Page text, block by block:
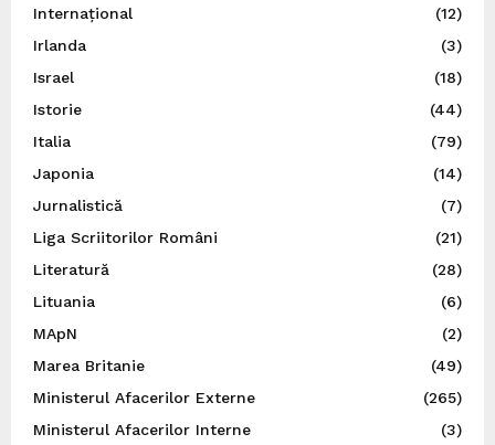
Internațional
(12)
Irlanda
(3)
Israel
(18)
Istorie
(44)
Italia
(79)
Japonia
(14)
Jurnalistică
(7)
Liga Scriitorilor Români
(21)
Literatură
(28)
Lituania
(6)
MApN
(2)
Marea Britanie
(49)
Ministerul Afacerilor Externe
(265)
Ministerul Afacerilor Interne
(3)